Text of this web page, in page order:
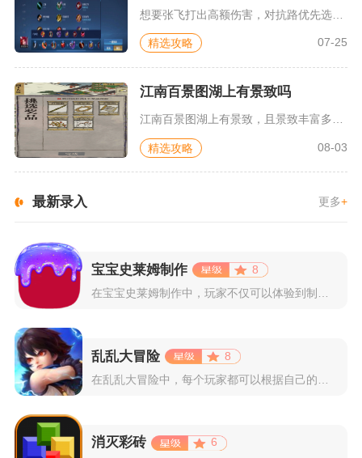
想要张飞打出高额伤害，对抗路优先选择专精装虎啸、抵抗之靴、暗...
精选攻略 07-25
江南百景图湖上有景致吗
江南百景图湖上有景致，且景致丰富多样，涵盖天然湖泊、人工湖、...
精选攻略 08-03
最新录入 更多+
宝宝史莱姆制作
8
乱乱大冒险
8
消灭彩砖
6